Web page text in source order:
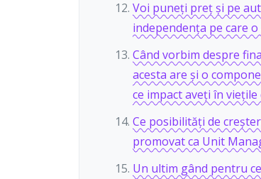
Voi puneți preț și pe
independența pe care
Când vorbim despre
acesta are și o
ce impact aveți în
Ce posibilități de
promovat ca Unit
Un ultim gând pentru